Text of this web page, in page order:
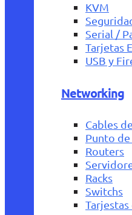
KVM
Serial /
Tarjetas
USB y
Networking
Cables
Punto de
Routers
Racks
Switchs